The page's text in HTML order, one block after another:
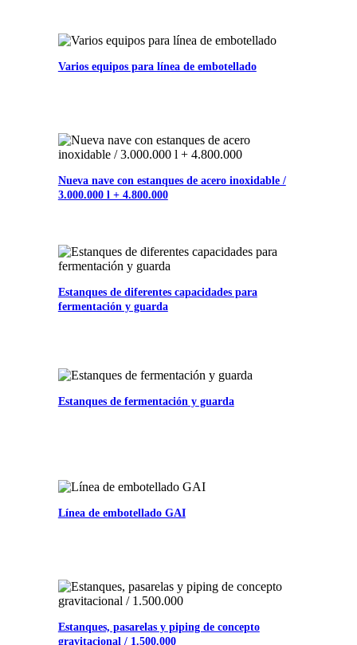
Varios equipos para línea de embotellado
Nueva nave con estanques de acero inoxidable /
3.000.000 l + 4.800.000
Estanques de diferentes capacidades para
fermentación y guarda
Estanques de fermentación y guarda
Línea de embotellado GAI
Estanques, pasarelas y piping de concepto
gravitacional / 1.500.000